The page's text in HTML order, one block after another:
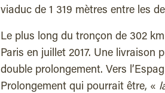
viaduc de 1 319 mètres entre les
Le plus long du tronçon de 302
Paris en juillet 2017. Une livraison
double prolongement. Vers
Prolongement qui pourrait être, «